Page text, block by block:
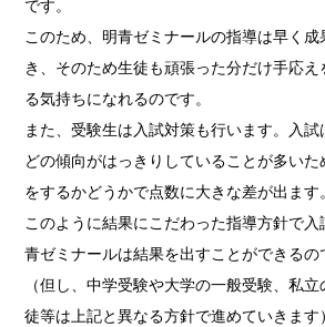
です。
このため、明青ゼミナールの指導は早く
き、そのため生徒も頑張った分だけ手応
る気持ちになれるのです。
また、受験生は入試対策も行います。入
どの傾向がはっきりしていることが多い
をするかどうかで点数に大きな差が出ます
このように結果にこだわった指導方針で入
青ゼミナールは結果を出すことができるの
（但し、中学受験や大学の一般受験、私
徒等は上記と異なる方針で進めていきます